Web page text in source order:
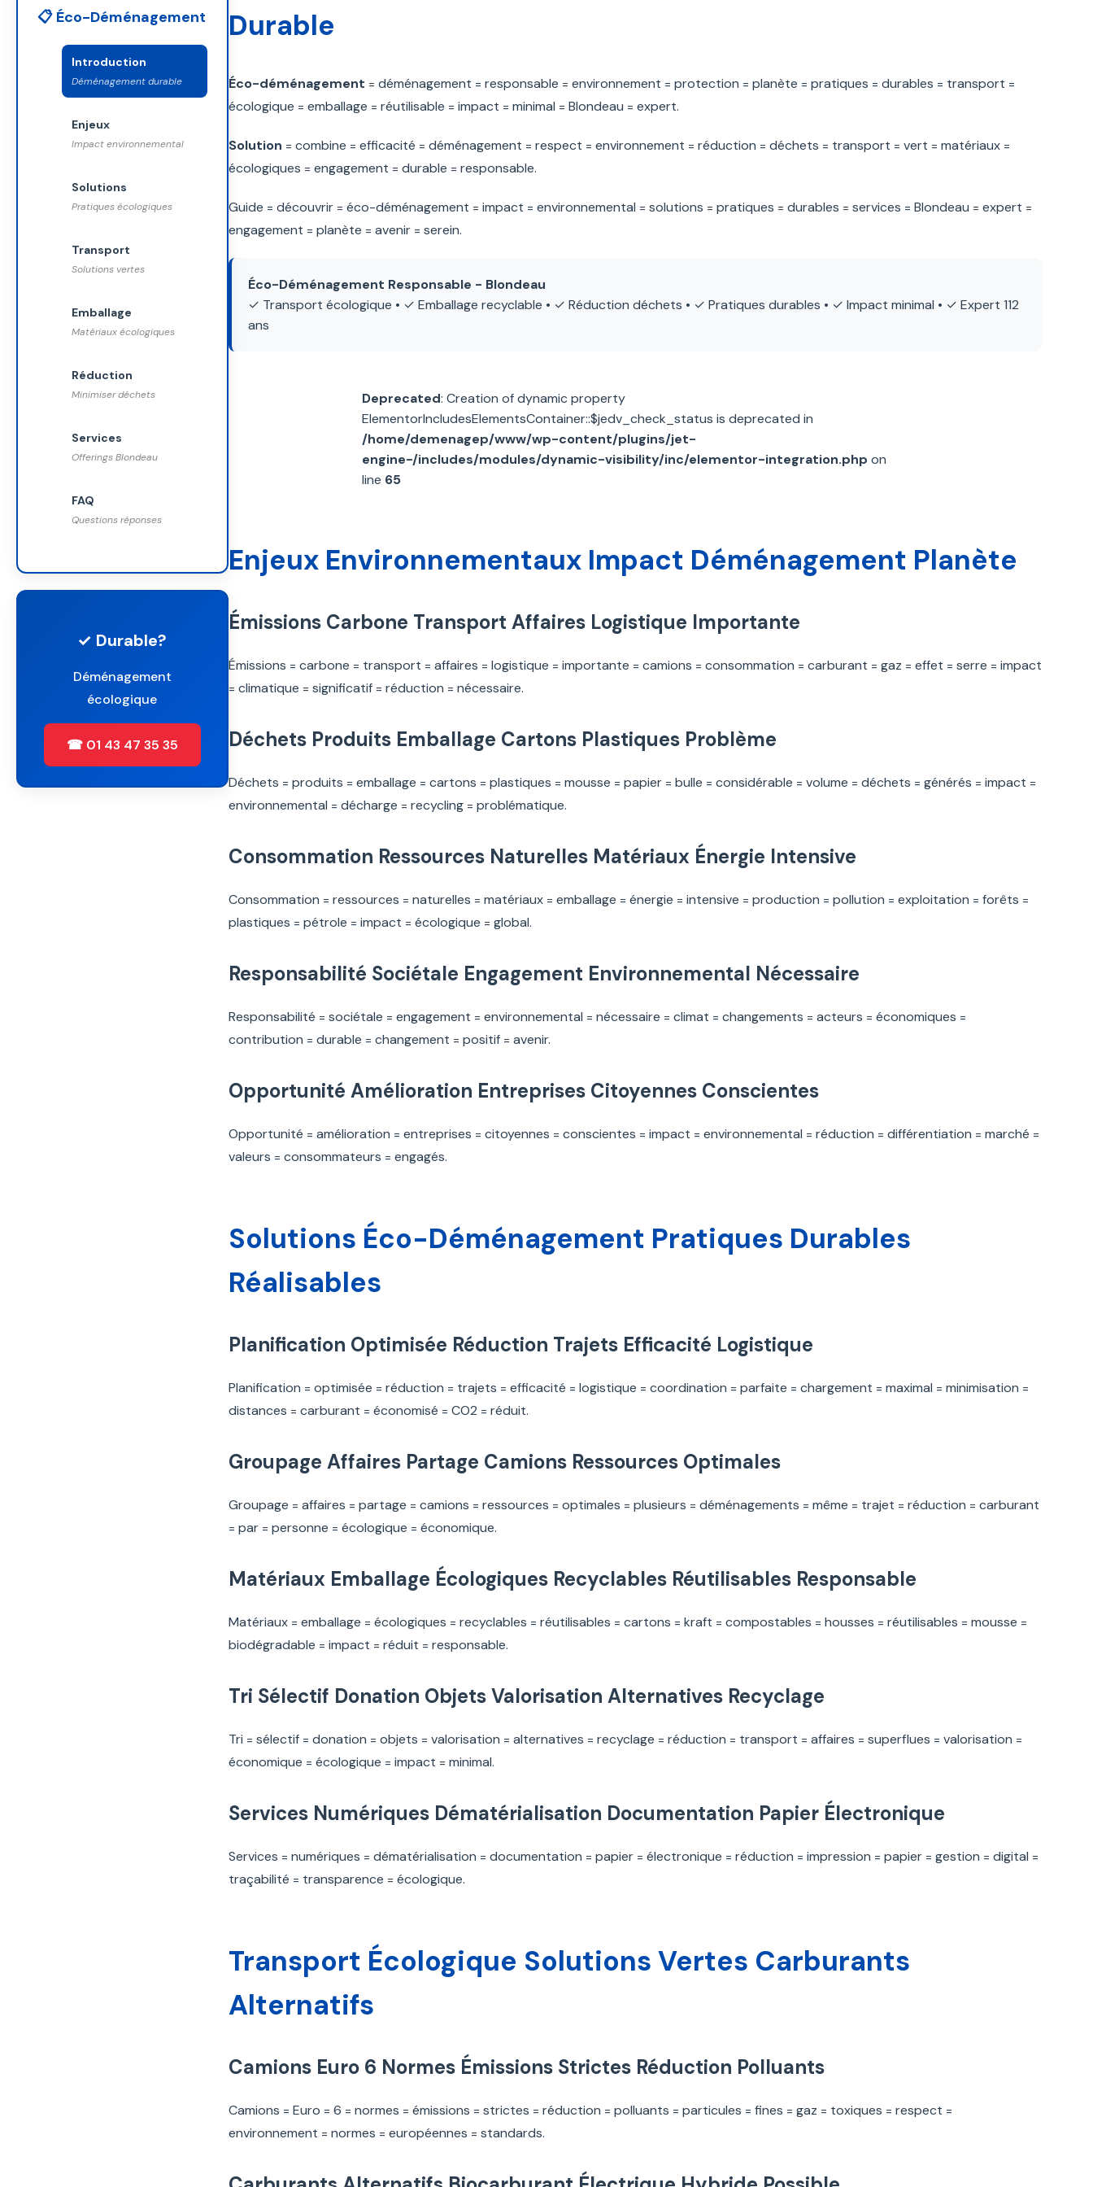
📋 Éco-Déménagement
Introduction
Déménagement durable
Enjeux
Impact environnemental
Solutions
Pratiques écologiques
Transport
Solutions vertes
Emballage
Matériaux écologiques
Réduction
Minimiser déchets
Services
Offerings Blondeau
FAQ
Questions réponses
✓ Durable?
Déménagement
écologique
☎ 01 43 47 35 35
Durable
Éco-déménagement = déménagement = responsable = environnement = protection = planète = pratiques = durables = transport =
écologique = emballage = réutilisable = impact = minimal = Blondeau = expert.
Solution = combine = efficacité = déménagement = respect = environnement = réduction = déchets = transport = vert = matériaux =
écologiques = engagement = durable = responsable.
Guide = découvrir = éco-déménagement = impact = environnemental = solutions = pratiques = durables = services = Blondeau = expert =
engagement = planète = avenir = serein.
Éco-Déménagement Responsable - Blondeau
✓ Transport écologique • ✓ Emballage recyclable • ✓ Réduction déchets • ✓ Pratiques durables • ✓ Impact minimal • ✓ Expert 112
ans
Deprecated: Creation of dynamic property
ElementorIncludesElementsContainer::$jedv_check_status is deprecated in
/home/demenagep/www/wp-content/plugins/jet-
engine-/includes/modules/dynamic-visibility/inc/elementor-integration.php on
line 65
Enjeux Environnementaux Impact Déménagement Planète
Émissions Carbone Transport Affaires Logistique Importante
Émissions = carbone = transport = affaires = logistique = importante = camions = consommation = carburant = gaz = effet = serre = impact
= climatique = significatif = réduction = nécessaire.
Déchets Produits Emballage Cartons Plastiques Problème
Déchets = produits = emballage = cartons = plastiques = mousse = papier = bulle = considérable = volume = déchets = générés = impact =
environnemental = décharge = recycling = problématique.
Consommation Ressources Naturelles Matériaux Énergie Intensive
Consommation = ressources = naturelles = matériaux = emballage = énergie = intensive = production = pollution = exploitation = forêts =
plastiques = pétrole = impact = écologique = global.
Responsabilité Sociétale Engagement Environnemental Nécessaire
Responsabilité = sociétale = engagement = environnemental = nécessaire = climat = changements = acteurs = économiques =
contribution = durable = changement = positif = avenir.
Opportunité Amélioration Entreprises Citoyennes Conscientes
Opportunité = amélioration = entreprises = citoyennes = conscientes = impact = environnemental = réduction = différentiation = marché =
valeurs = consommateurs = engagés.
Solutions Éco-Déménagement Pratiques Durables
Réalisables
Planification Optimisée Réduction Trajets Efficacité Logistique
Planification = optimisée = réduction = trajets = efficacité = logistique = coordination = parfaite = chargement = maximal = minimisation =
distances = carburant = économisé = CO2 = réduit.
Groupage Affaires Partage Camions Ressources Optimales
Groupage = affaires = partage = camions = ressources = optimales = plusieurs = déménagements = même = trajet = réduction = carburant
= par = personne = écologique = économique.
Matériaux Emballage Écologiques Recyclables Réutilisables Responsable
Matériaux = emballage = écologiques = recyclables = réutilisables = cartons = kraft = compostables = housses = réutilisables = mousse =
biodégradable = impact = réduit = responsable.
Tri Sélectif Donation Objets Valorisation Alternatives Recyclage
Tri = sélectif = donation = objets = valorisation = alternatives = recyclage = réduction = transport = affaires = superflues = valorisation =
économique = écologique = impact = minimal.
Services Numériques Dématérialisation Documentation Papier Électronique
Services = numériques = dématérialisation = documentation = papier = électronique = réduction = impression = papier = gestion = digital =
traçabilité = transparence = écologique.
Transport Écologique Solutions Vertes Carburants
Alternatifs
Camions Euro 6 Normes Émissions Strictes Réduction Polluants
Camions = Euro = 6 = normes = émissions = strictes = réduction = polluants = particules = fines = gaz = toxiques = respect =
environnement = normes = européennes = standards.